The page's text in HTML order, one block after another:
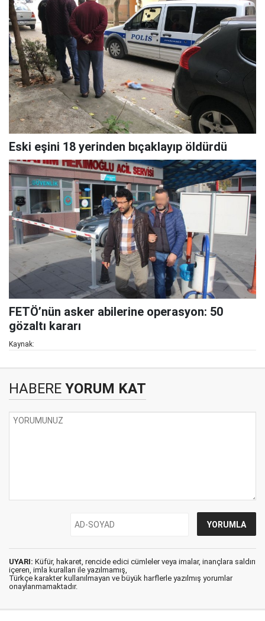
Eski eşini 18 yerinden bıçaklayıp öldürdü
FETÖ’nün asker abilerine operasyon: 50
gözaltı kararı
Kaynak:
HABERE YORUM KAT
UYARI: Küfür, hakaret, rencide edici cümleler veya imalar, inançlara saldırı
içeren, imla kuralları ile yazılmamış,
Türkçe karakter kullanılmayan ve büyük harflerle yazılmış yorumlar
onaylanmamaktadır.